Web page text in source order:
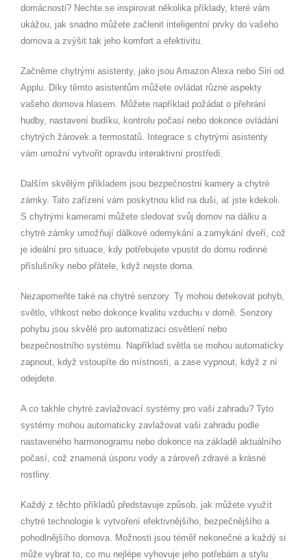
domácnosti? Nechte se inspirovat několika příklady, které vám
ukážou, jak snadno můžete začlenit inteligentní prvky do vašeho
domova a zvýšit tak jeho komfort a efektivitu.
Začněme chytrými asistenty, jako jsou Amazon Alexa nebo Siri od
Applu. Díky těmto asistentům můžete ovládat různé aspekty
vašeho domova hlasem. Můžete například požádat o přehrání
hudby, nastavení budíku, kontrolu počasí nebo dokonce ovládání
chytrých žárovek a termostatů. Integrace s chytrými asistenty
vám umožní vytvořit opravdu interaktivní prostředí.
Dalším skvělým příkladem jsou bezpečnostní kamery a chytré
zámky. Tato zařízení vám poskytnou klid na duši, ať jste kdekoli.
S chytrými kamerami můžete sledovat svůj domov na dálku a
chytré zámky umožňují dálkové odemykání a zamykání dveří, což
je ideální pro situace, kdy potřebujete vpustit do domu rodinné
příslušníky nebo přátele, když nejste doma.
Nezapomeňte také na chytré senzory. Ty mohou detekovat pohyb,
světlo, vlhkost nebo dokonce kvalitu vzduchu v domě. Senzory
pohybu jsou skvělé pro automatizaci osvětlení nebo
bezpečnostního systému. Například světla se mohou automaticky
zapnout, když vstoupíte do místnosti, a zase vypnout, když z ní
odejdete.
A co takhle chytré zavlažovací systémy pro vaši zahradu? Tyto
systémy mohou automaticky zavlažovat vaši zahradu podle
nastaveného harmonogramu nebo dokonce na základě aktuálního
počasí, což znamená úsporu vody a zároveň zdravé a krásné
rostliny.
Každý z těchto příkladů představuje způsob, jak můžete využít
chytré technologie k vytvoření efektivnějšího, bezpečnějšího a
pohodlnějšího domova. Možnosti jsou téměř nekonečné a každý si
může vybrat to, co mu nejlépe vyhovuje jeho potřebám a stylu